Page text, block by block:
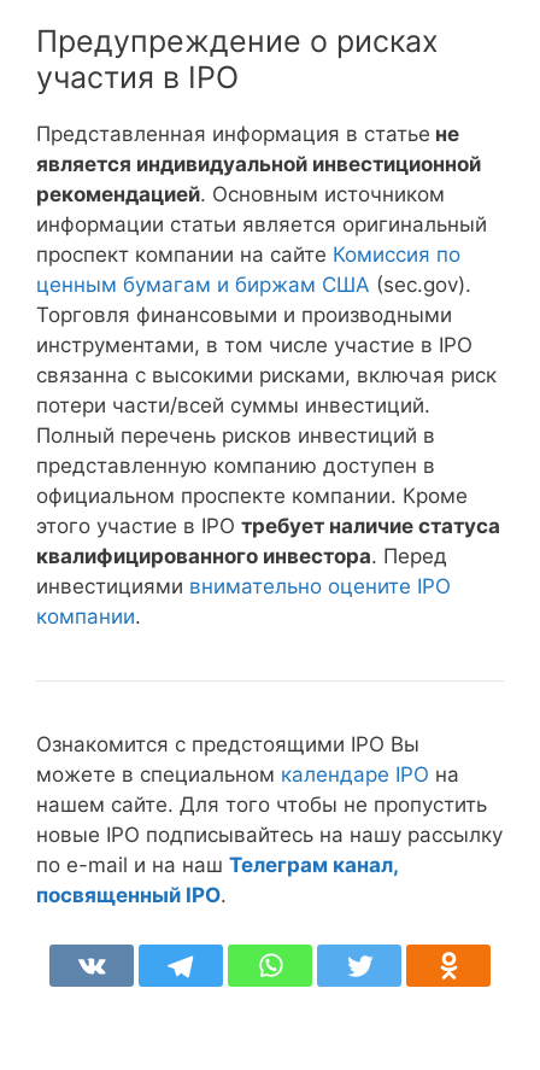
Предупреждение о рисках
участия в IPO
Представленная информация в статье не
является индивидуальной инвестиционной
рекомендацией. Основным источником
информации статьи является оригинальный
проспект компании на сайте Комиссия по
ценным бумагам и биржам США (sec.gov).
Торговля финансовыми и производными
инструментами, в том числе участие в IPO
связанна с высокими рисками, включая риск
потери части/всей суммы инвестиций.
Полный перечень рисков инвестиций в
представленную компанию доступен в
официальном проспекте компании. Кроме
этого участие в IPO требует наличие статуса
квалифицированного инвестора. Перед
инвестициями внимательно оцените IPO
компании.
Ознакомится с предстоящими IPO Вы
можете в специальном календаре IPO на
нашем сайте. Для того чтобы не пропустить
новые IPO подписывайтесь на нашу рассылку
по e-mail и на наш Телеграм канал,
посвященный IPO.